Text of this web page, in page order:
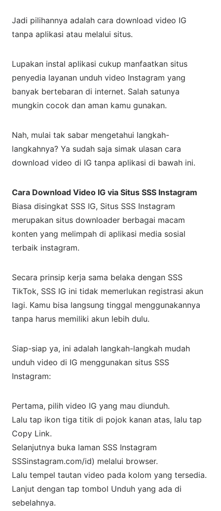
Jadi pilihannya adalah cara download video IG
tanpa aplikasi atau melalui situs.
Lupakan instal aplikasi cukup manfaatkan situs
penyedia layanan unduh video Instagram yang
banyak bertebaran di internet. Salah satunya
mungkin cocok dan aman kamu gunakan.
Nah, mulai tak sabar mengetahui langkah-
langkahnya? Ya sudah saja simak ulasan cara
download video di IG tanpa aplikasi di bawah ini.
Cara Download Video IG via Situs SSS Instagram
Biasa disingkat SSS IG, Situs SSS Instagram
merupakan situs downloader berbagai macam
konten yang melimpah di aplikasi media sosial
terbaik instagram.
Secara prinsip kerja sama belaka dengan SSS
TikTok, SSS IG ini tidak memerlukan registrasi akun
lagi. Kamu bisa langsung tinggal menggunakannya
tanpa harus memiliki akun lebih dulu.
Siap-siap ya, ini adalah langkah-langkah mudah
unduh video di IG menggunakan situs SSS
Instagram:
Pertama, pilih video IG yang mau diunduh.
Lalu tap ikon tiga titik di pojok kanan atas, lalu tap
Copy Link.
Selanjutnya buka laman SSS Instagram
SSSinstagram.com/id) melalui browser.
Lalu tempel tautan video pada kolom yang tersedia.
Lanjut dengan tap tombol Unduh yang ada di
sebelahnya.